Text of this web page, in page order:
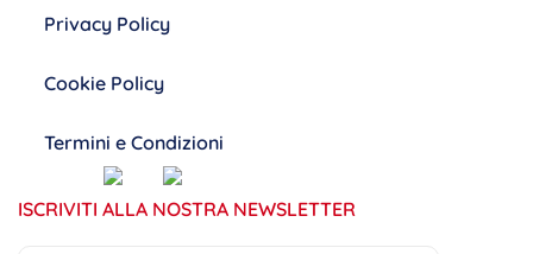
Privacy Policy
Cookie Policy
Termini e Condizioni
ISCRIVITI ALLA NOSTRA NEWSLETTER